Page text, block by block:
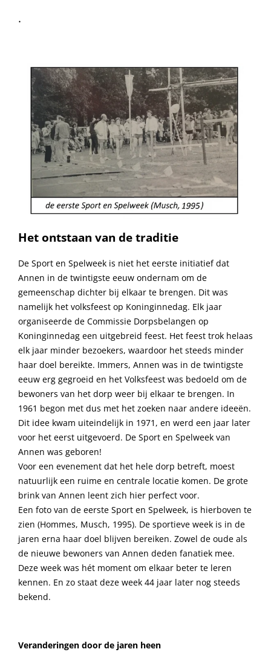
.
Het ontstaan van de traditie
De Sport en Spelweek is niet het eerste initiatief dat
Annen in de twintigste eeuw ondernam om de
gemeenschap dichter bij elkaar te brengen. Dit was
namelijk het volksfeest op Koninginnedag. Elk jaar
organiseerde de Commissie Dorpsbelangen op
Koninginnedag een uitgebreid feest. Het feest trok helaas
elk jaar minder bezoekers, waardoor het steeds minder
haar doel bereikte. Immers, Annen was in de twintigste
eeuw erg gegroeid en het Volksfeest was bedoeld om de
bewoners van het dorp weer bij elkaar te brengen. In
1961 begon met dus met het zoeken naar andere ideeën.
Dit idee kwam uiteindelijk in 1971, en werd een jaar later
voor het eerst uitgevoerd. De Sport en Spelweek van
Annen was geboren!
Voor een evenement dat het hele dorp betreft, moest
natuurlijk een ruime en centrale locatie komen. De grote
brink van Annen leent zich hier perfect voor.
Een foto van de eerste Sport en Spelweek, is hierboven te
zien (Hommes, Musch, 1995). De sportieve week is in de
jaren erna haar doel blijven bereiken. Zowel de oude als
de nieuwe bewoners van Annen deden fanatiek mee.
Deze week was hét moment om elkaar beter te leren
kennen. En zo staat deze week 44 jaar later nog steeds
bekend.
Veranderingen door de jaren heen